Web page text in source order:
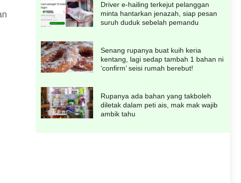
Driver e-hailing terkejut pelanggan
minta hantarkan jenazah, siap pesan
suruh duduk sebelah pemandu
Senang rupanya buat kuih keria
kentang, lagi sedap tambah 1 bahan ni
‘confirm’ seisi rumah berebut!
Rupanya ada bahan yang takboleh
diletak dalam peti ais, mak mak wajib
ambik tahu